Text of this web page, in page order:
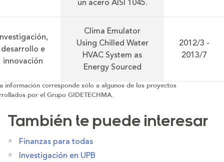
un acero AISI 1045.
desarrollo e
innovación
Clima Emulator
Using Chilled Water
HVAC System as
Energy Sourced
2012/3 -
2013/7
información corresponde sólo a algunos de los proyectos
por el Grupo GIDETECHMA.
También te puede interesar
Finanzas para todas
Investigación en UPB